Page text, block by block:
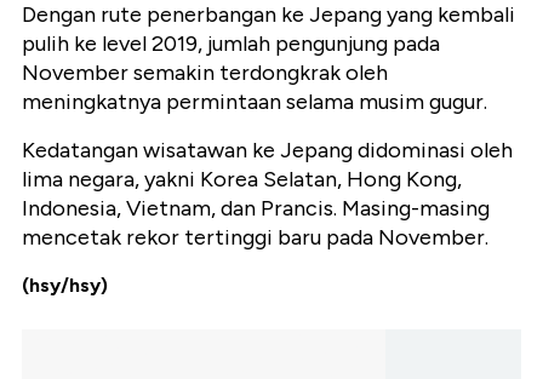
Dengan rute penerbangan ke Jepang yang kembali
pulih ke level 2019, jumlah pengunjung pada
November semakin terdongkrak oleh
meningkatnya permintaan selama musim gugur.
Kedatangan wisatawan ke Jepang didominasi oleh
lima negara, yakni Korea Selatan, Hong Kong,
Indonesia, Vietnam, dan Prancis. Masing-masing
mencetak rekor tertinggi baru pada November.
(hsy/hsy)